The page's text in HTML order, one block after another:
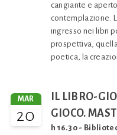
cangiante e
contemplazione.
ingresso nei libri
prospettiva,
poetica, la
MAR
20
IL LIBRO-
GIOCO.
h 16.30 -